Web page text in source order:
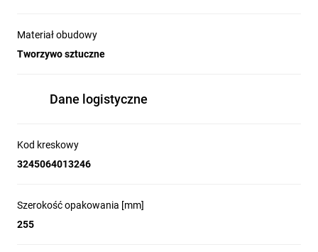
Materiał obudowy
Tworzywo sztuczne
Dane logistyczne
Kod kreskowy
3245064013246
Szerokość opakowania [mm]
255